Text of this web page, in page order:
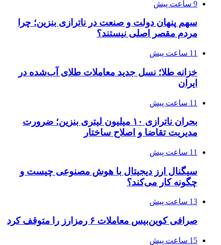
9 ساعت پیش
سهم پنهان دولت و صنعت در ناترازی بنزین؛ چرا
مردم مقصر اصلی نیستند؟
11 ساعت پیش
خزانه طلا؛ نسل جدید معاملات طلای آب‌شده در
ایران
11 ساعت پیش
بحران ناترازی ۱۰ میلیون لیتری بنزین؛ ضرورت
مدیریت تقاضا و اصلاح ساختار
11 ساعت پیش
سیگنال ارز دیجیتال با هوش مصنوعی چیست و
چگونه کار می‌کند؟
13 ساعت پیش
صرافی کوین‌بیس معاملات ۶ رمزارز را متوقف کرد
15 ساعت پیش